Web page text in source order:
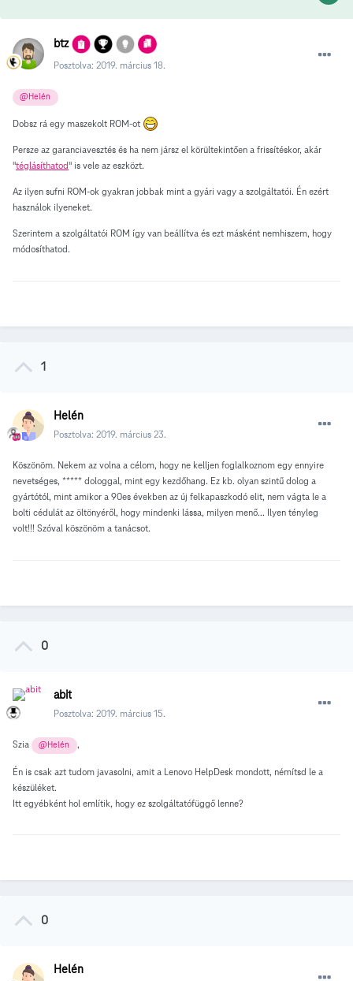
btz
Posztolva: 2019. március 18.
@Helén
Dobsz rá egy maszekolt ROM-ot
Persze az garanciavesztés és ha nem jársz el körültekintően a frissítéskor, akár
"téglásíthatod" is vele az eszközt.
Az ilyen sufni ROM-ok gyakran jobbak mint a gyári vagy a szolgáltatói. Én ezért
használok ilyeneket.
Szerintem a szolgáltatói ROM így van beállítva és ezt másként nemhiszem, hogy
módosíthatod.
1
Helén
Posztolva: 2019. március 23.
Köszönöm. Nekem az volna a célom, hogy ne kelljen foglalkoznom egy ennyire
nevetséges, ***** dologgal, mint egy kezdőhang. Ez kb. olyan szintű dolog a
gyártótól, mint amikor a 90es években az új felkapaszkodó elit, nem vágta le a
bolti cédulát az öltönyéről, hogy mindenki lássa, milyen menő... Ilyen tényleg
volt!!! Szóval köszönöm a tanácsot.
0
abit
Posztolva: 2019. március 15.
Szia @Helén ,
Én is csak azt tudom javasolni, amit a Lenovo HelpDesk mondott, némítsd le a
készüléket.
Itt egyébként hol említik, hogy ez szolgáltatófüggő lenne?
0
Helén